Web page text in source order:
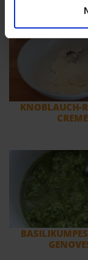
KNOBLAUCH-
CREME